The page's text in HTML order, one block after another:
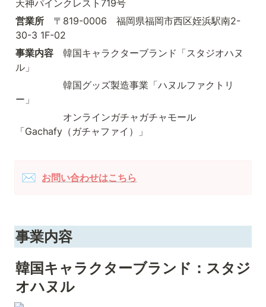
天神パインクレスト719号
営業所 〒819-0006　福岡県福岡市西区姪浜駅南2-
30-3 1F-02
事業内容 韓国キャラクターブランド「スタジオハヌ
ル」
韓国グッズ製造事業「ハヌルファクトリ
ー」
オンラインガチャガチャモール
「Gachafy（ガチャファイ）」
✉️ お問い合わせはこちら
事業内容
韓国キャラクターブランド：スタジ
オハヌル